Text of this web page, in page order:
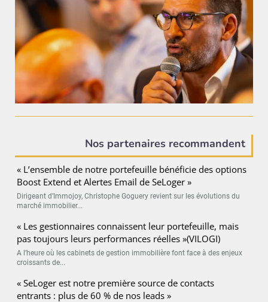
Nos partenaires recommandent
« L’ensemble de notre portefeuille bénéficie des options
Boost Extend et Alertes Email de SeLoger »
Dirigeant d’Immojoy, Christophe Goguery revient sur les évolutions du
marché immobilier...
« Les gestionnaires connaissent leur portefeuille, mais
pas toujours leurs performances réelles »(VILOGI)
A l’heure où les cabinets de gestion immobilière font face à des enjeux
croissants de...
« SeLoger est notre première source de contacts
entrants : plus de 60 % de nos leads »